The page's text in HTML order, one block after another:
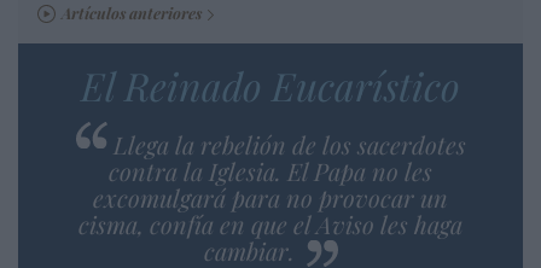
Artículos anteriores
El Reinado Eucarístico
Llega la rebelión de los sacerdotes
contra la Iglesia. El Papa no les
excomulgará para no provocar un
cisma, confía en que el Aviso les haga
cambiar.